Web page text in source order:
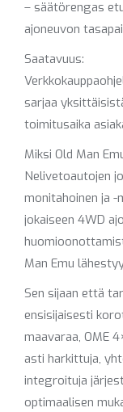
– säätörengas
ajoneuvon
Saatavuus:
sarjaa
toimitusaika
Miksi Old Man
Nelivetoautojen
monitahoinen ja -
jokaiseen 4WD
Man Emu
Sen sijaan että
ensisijaisesti
maavaraa, OME
asti harkittuja,
integroituja
optimaalisen